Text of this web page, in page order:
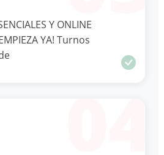
Y ONLINE
YA! Turnos